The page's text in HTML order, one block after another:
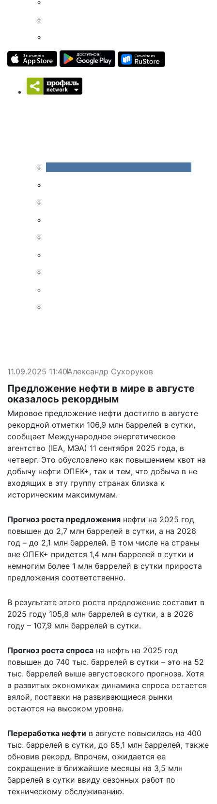
11.09.2025 11:40Александр Сухоруков
Предложение нефти в мире в августе
оказалось рекордным
Мировое предложение нефти достигло в августе
рекордной отметки 106,9 млн баррелей в сутки,
сообщает Международное энергетическое
агентство (IEA, МЭА) 11 сентября 2025 года, в
четверг. Это обусловлено как повышением квот на
добычу нефти ОПЕК+, так и тем, что добыча в не
входящих в эту группу странах близка к
историческим максимумам.
Прогноз роста предложения нефти на 2025 год
повышен до 2,7 млн баррелей в сутки, а на 2026
год – до 2,1 млн баррелей. В том числе на страны
вне ОПЕК+ придется 1,4 млн баррелей в сутки и
немногим более 1 млн баррелей в сутки прироста
предложения соответственно.
В результате этого роста предложение составит в
2025 году 105,8 млн баррелей в сутки, а в 2026
году – 107,9 млн баррелей в сутки.
Прогноз роста спроса на нефть на 2025 год
повышен до 740 тыс. баррелей в сутки – это на 52
тыс. баррелей выше августовского прогноза. Хотя
в развитых экономиках динамика спроса остается
вялой, поставки на развивающиеся рынки
остаются на высоком уровне.
Переработка нефти в августе повысилась на 400
тыс. баррелей в сутки, до 85,1 млн баррелей, также
обновив рекорд. Впрочем, ожидается ее
сокращение в ближайшие месяцы на 3,5 млн
баррелей в сутки ввиду сезонных работ по
техническому обслуживанию.